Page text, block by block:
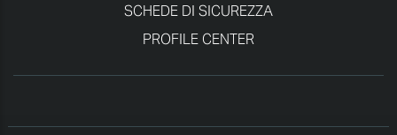
SCHEDE DI SICUREZZA
PROFILE CENTER